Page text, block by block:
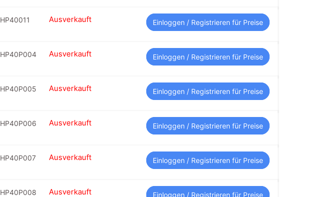
HP40011 Ausverkauft Einloggen / Registrieren für Preise
HP40P004 Ausverkauft Einloggen / Registrieren für Preise
HP40P005 Ausverkauft Einloggen / Registrieren für Preise
HP40P006 Ausverkauft Einloggen / Registrieren für Preise
HP40P007 Ausverkauft Einloggen / Registrieren für Preise
HP40P008 Ausverkauft Einloggen / Registrieren für Preise